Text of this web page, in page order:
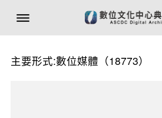
主要形式:數位媒體（18773）